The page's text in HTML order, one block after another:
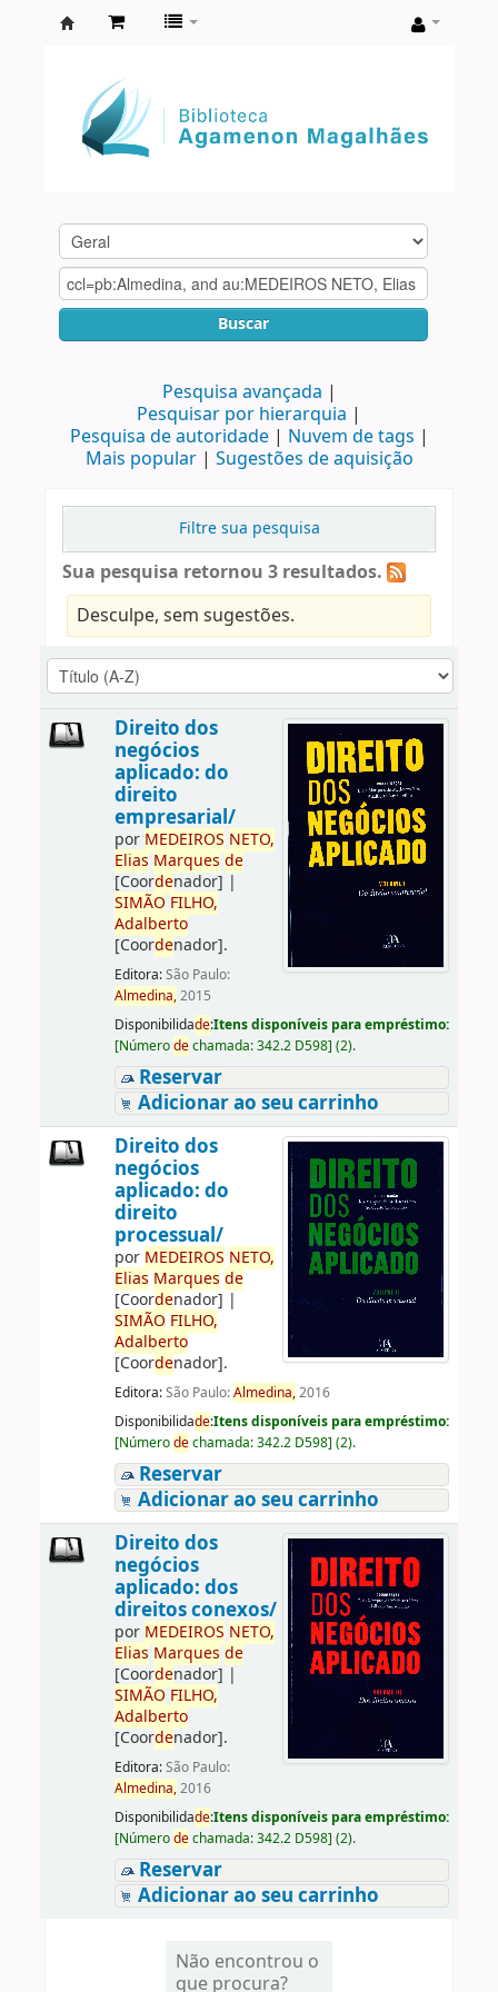
Agamenon
Magalhães
Buscar
Pesquisa avançada
Pesquisar por hierarquia
Pesquisa de autoridade
Nuvem de tags
Mais popular
Sugestões de aquisição
Filtre sua pesquisa
Sua pesquisa retornou 3 resultados.
Desculpe, sem sugestões.
Direito dos
negócios
aplicado: do
direito
empresarial/
por MEDEIROS NETO,
Elias Marques de
[Coordenador] |
SIMÃO FILHO,
Adalberto
[Coordenador].
Editora:São Paulo:
Almedina,2015
Disponibilidade:Itens disponíveis para empréstimo:
[Númerodechamada:342.2 D598] (2).
Reservar
Adicionar ao seu carrinho
Direito dos
negócios
aplicado: do
direito
processual/
por MEDEIROS NETO,
Elias Marques de
[Coordenador] |
SIMÃO FILHO,
Adalberto
[Coordenador].
Editora:São Paulo:Almedina,2016
Disponibilidade:Itens disponíveis para empréstimo:
[Númerodechamada:342.2 D598] (2).
Reservar
Adicionar ao seu carrinho
Direito dos
negócios
aplicado: dos
direitos conexos/
por MEDEIROS NETO,
Elias Marques de
[Coordenador] |
SIMÃO FILHO,
Adalberto
[Coordenador].
Editora:São Paulo:
Almedina,2016
Disponibilidade:Itens disponíveis para empréstimo:
[Númerodechamada:342.2 D598] (2).
Reservar
Adicionar ao seu carrinho
Não encontrou o
que procura?